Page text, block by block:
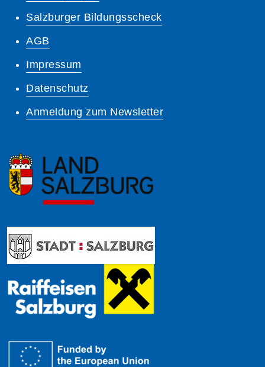
Salzburger Bildungsscheck
AGB
Impressum
Datenschutz
Anmeldung zum Newsletter